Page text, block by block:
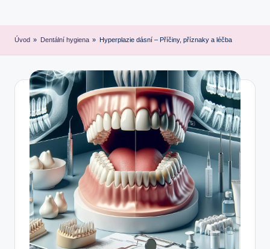
Úvod » Dentální hygiena » Hyperplazie dásní – Příčiny, příznaky a léčba